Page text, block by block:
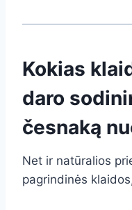
Kokias
daro
česnaką
Net ir natūralios
pagrindinės